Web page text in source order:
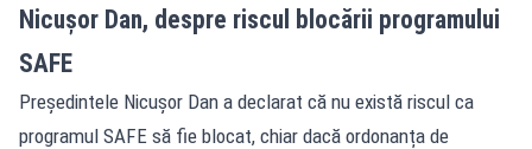
Nicușor Dan, despre riscul blocării programului
SAFE
Președintele Nicușor Dan a declarat că nu există riscul ca
programul SAFE să fie blocat, chiar dacă ordonanța de